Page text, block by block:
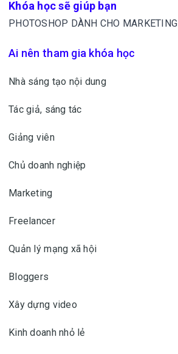
Khóa học sẽ giúp bạn
PHOTOSHOP DÀNH CHO MARKETING
Ai nên tham gia khóa học
Nhà sáng tạo nội dung
Tác giả, sáng tác
Giảng viên
Chủ doanh nghiệp
Marketing
Freelancer
Quản lý mạng xã hội
Bloggers
Xây dựng video
Kinh doanh nhỏ lẻ